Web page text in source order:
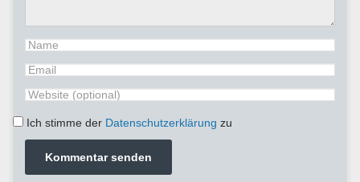
Ich stimme der Datenschutzerklärung zu